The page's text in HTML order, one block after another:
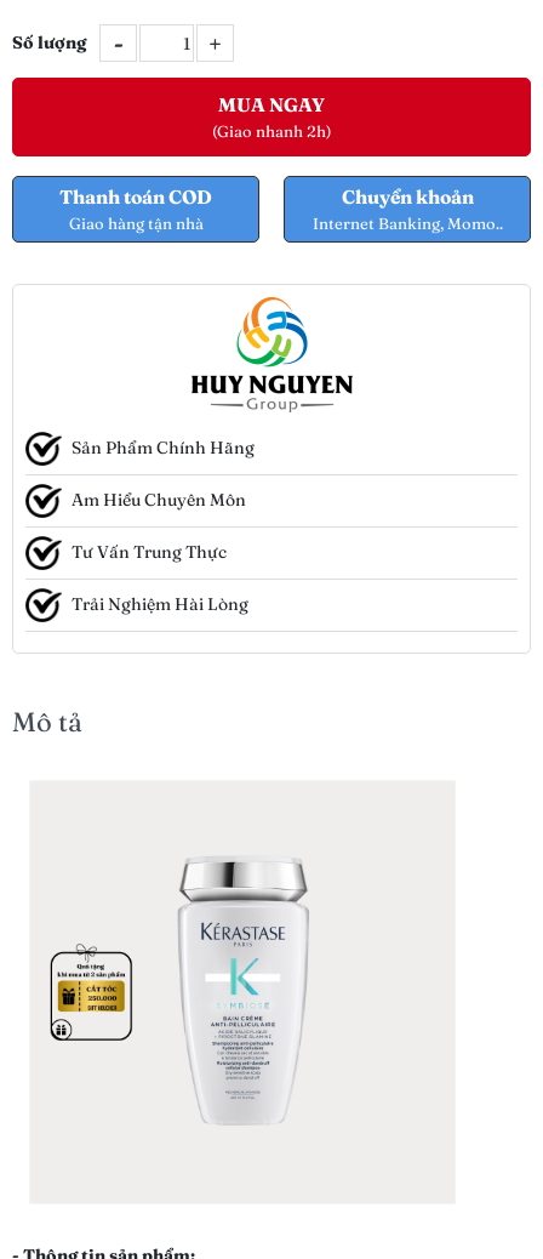
Số lượng - +
MUA NGAY
(Giao nhanh 2h)
Thanh toán COD
Giao hàng tận nhà
Chuyển khoản
Internet Banking, Momo..
Sản Phẩm Chính Hãng
Am Hiểu Chuyên Môn
Tư Vấn Trung Thực
Trải Nghiệm Hài Lòng
Mô tả